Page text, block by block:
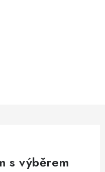
s výběrem